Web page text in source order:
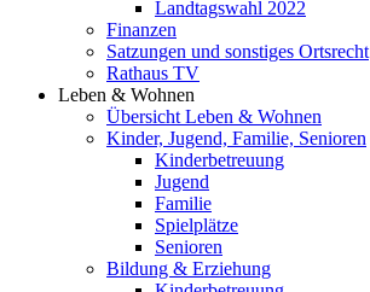
Landtagswahl 2022
Finanzen
Satzungen und sonstiges Ortsrecht
Rathaus TV
Leben & Wohnen
Übersicht Leben & Wohnen
Kinder, Jugend, Familie, Senioren
Kinderbetreuung
Jugend
Familie
Spielplätze
Senioren
Bildung & Erziehung